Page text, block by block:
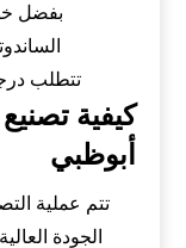
بفضل
تتطلب
كيفية
أبوظبي
تتم عملية
الجودة